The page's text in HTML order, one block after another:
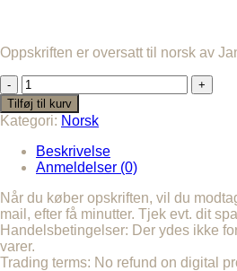
Oppskriften er oversatt til norsk av
FIRASHIRT.
Norsk
antal
Tilføj til kurv
Kategori: Norsk
Beskrivelse
Anmeldelser (0)
Når du køber opskriften, vil du
mail, efter få minutter. Tjek evt. dit
Handelsbetingelser: Der ydes ikke
varer.
Trading terms: No refund on digital